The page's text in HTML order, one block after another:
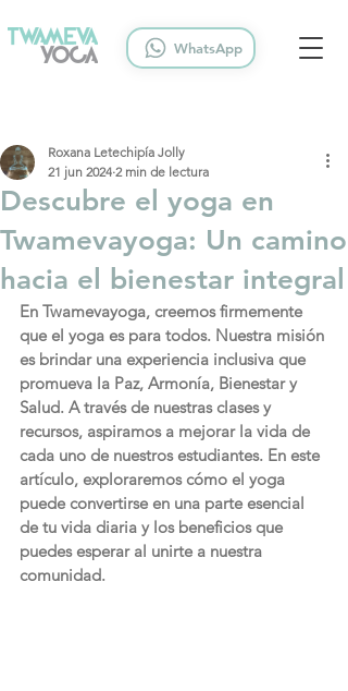
WhatsApp
Descubre el yoga en
Twamevayoga: Un camino
hacia el bienestar integral
Roxana Letechipía Jolly
21 jun 2024 2 min de lectura
En Twamevayoga, creemos firmemente
que el yoga es para todos. Nuestra misión
es brindar una experiencia inclusiva que
promueva la Paz, Armonía, Bienestar y
Salud. A través de nuestras clases y
recursos, aspiramos a mejorar la vida de
cada uno de nuestros estudiantes. En este
artículo, exploraremos cómo el yoga
puede convertirse en una parte esencial
de tu vida diaria y los beneficios que
puedes esperar al unirte a nuestra
comunidad.